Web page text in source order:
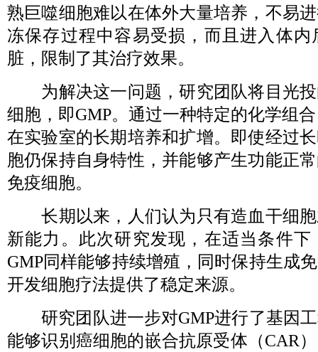
熟巨噬细胞难以在体外大量培养，不易
冻保存过程中容易受损，而且进入体
脏，限制了其治疗效果。
为解决这一问题，研究团队将目光投
细胞，即GMP。通过一种特定的化学组
在实验室的长期培养和扩增。即使经过
胞仍保持自身特性，并能够产生功能正
免疫细胞。
长期以来，人们认为只有造血干细胞
新能力。此次研究发现，在适当条件
GMP同样能够持续增殖，同时保持生成
开发细胞疗法提供了稳定来源。
研究团队进一步对GMP进行了基因工
能够识别癌细胞的嵌合抗原受体（CAR